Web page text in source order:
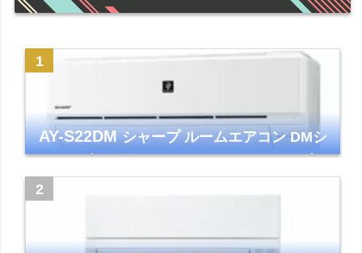
AY-S22DMシャープ ルームエアコン DMシ
リーズ 主に6畳 ホワイト 2024年モデル プラ